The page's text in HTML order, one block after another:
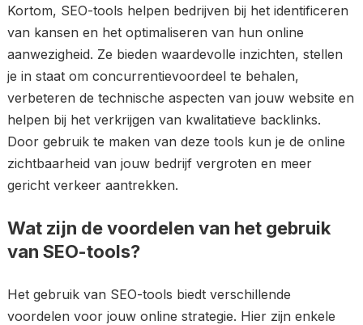
Kortom, SEO-tools helpen bedrijven bij het identificeren
van kansen en het optimaliseren van hun online
aanwezigheid. Ze bieden waardevolle inzichten, stellen
je in staat om concurrentievoordeel te behalen,
verbeteren de technische aspecten van jouw website en
helpen bij het verkrijgen van kwalitatieve backlinks.
Door gebruik te maken van deze tools kun je de online
zichtbaarheid van jouw bedrijf vergroten en meer
gericht verkeer aantrekken.
Wat zijn de voordelen van het gebruik
van SEO-tools?
Het gebruik van SEO-tools biedt verschillende
voordelen voor jouw online strategie. Hier zijn enkele